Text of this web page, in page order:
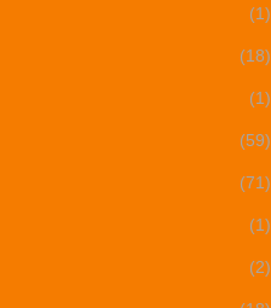
(1)
(18)
(1)
(59)
(71)
(1)
(2)